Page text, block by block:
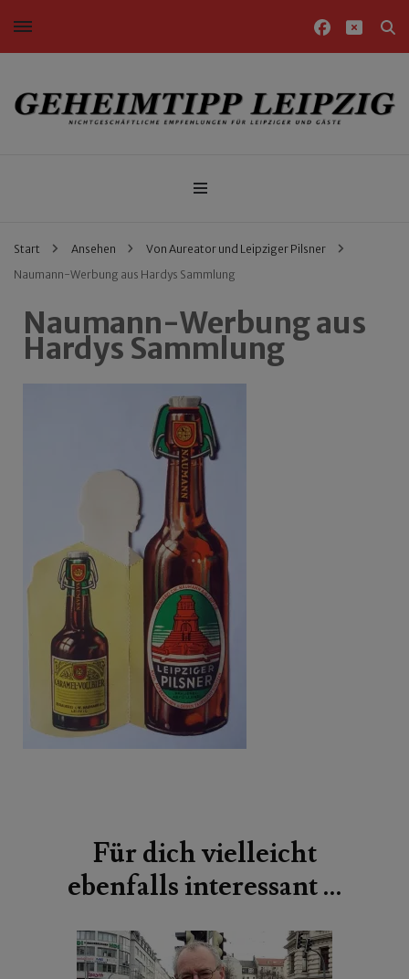
Nichtgeschäftliche Empfehlungen für Leipziger und Gäste
Start Ansehen
Von Aureator und Leipziger Pilsner
Naumann-Werbung aus Hardys Sammlung
Naumann-Werbung aus
Hardys Sammlung
Für dich vielleicht
ebenfalls interessant …